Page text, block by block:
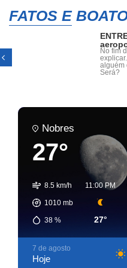
FATOS E
No fim
alguém
Será?
Nobres
27°
8.5 km/h
1010 mb
38 %
11:00 PM
27°
7 de agosto
Hoje